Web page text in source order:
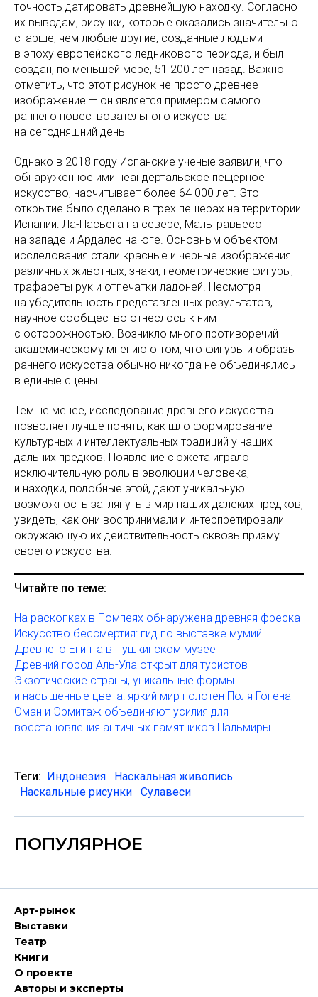
точность датировать древнейшую находку. Согласно
их выводам, рисунки, которые оказались значительно
старше, чем любые другие, созданные людьми
в эпоху европейского ледникового периода, и был
создан, по меньшей мере, 51 200 лет назад. Важно
отметить, что этот рисунок не просто древнее
изображение — он является примером самого
раннего повествовательного искусства
на сегодняшний день
Однако в 2018 году Испанские ученые заявили, что
обнаруженное ими неандертальское пещерное
искусство, насчитывает более 64 000 лет. Это
открытие было сделано в трех пещерах на территории
Испании: Ла-Пасьега на севере, Мальтравьесо
на западе и Ардалес на юге. Основным объектом
исследования стали красные и черные изображения
различных животных, знаки, геометрические фигуры,
трафареты рук и отпечатки ладоней. Несмотря
на убедительность представленных результатов,
научное сообщество отнеслось к ним
с осторожностью. Возникло много противоречий
академическому мнению о том, что фигуры и образы
раннего искусства обычно никогда не объединялись
в единые сцены.
Тем не менее, исследование древнего искусства
позволяет лучше понять, как шло формирование
культурных и интеллектуальных традиций у наших
дальних предков. Появление сюжета играло
исключительную роль в эволюции человека,
и находки, подобные этой, дают уникальную
возможность заглянуть в мир наших далеких предков,
увидеть, как они воспринимали и интерпретировали
окружающую их действительность сквозь призму
своего искусства.
Читайте по теме:
На раскопках в Помпеях обнаружена древняя фреска
Искусство бессмертия: гид по выставке мумий
Древнего Египта в Пушкинском музее
Древний город Аль-Ула открыт для туристов
Экзотические страны, уникальные формы
и насыщенные цвета: яркий мир полотен Поля Гогена
Оман и Эрмитаж объединяют усилия для
восстановления античных памятников Пальмиры
Теги: Индонезия
Наскальная живопись
Наскальные рисунки
Сулавеси
ПОПУЛЯРНОЕ
Арт-рынок
Выставки
Театр
Книги
О проекте
Авторы и эксперты